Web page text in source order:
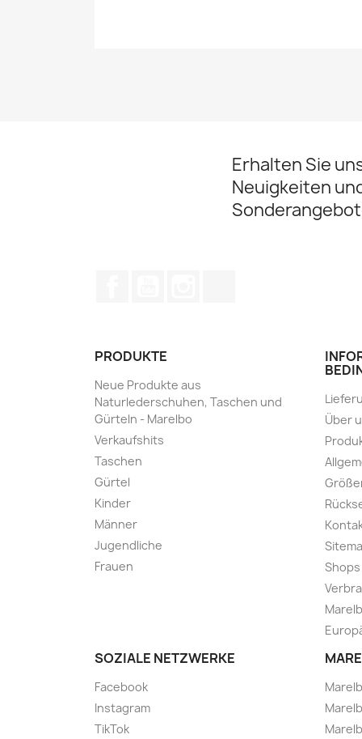
Erhalten Sie
Neuigkeiten
PRODUKTE
Neue Produkte aus
Naturlederschuhen, Taschen und
Gürteln - Marelbo
Verkaufshits
Taschen
Gürtel
Kinder
Männer
Jugendliche
Frauen
Über
Shops
SOZIALE NETZWERKE
Facebook
Instagram
TikTok